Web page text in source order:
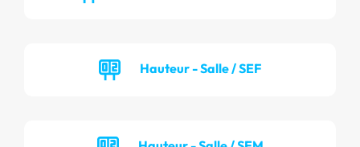
Hauteur - Salle / SEF